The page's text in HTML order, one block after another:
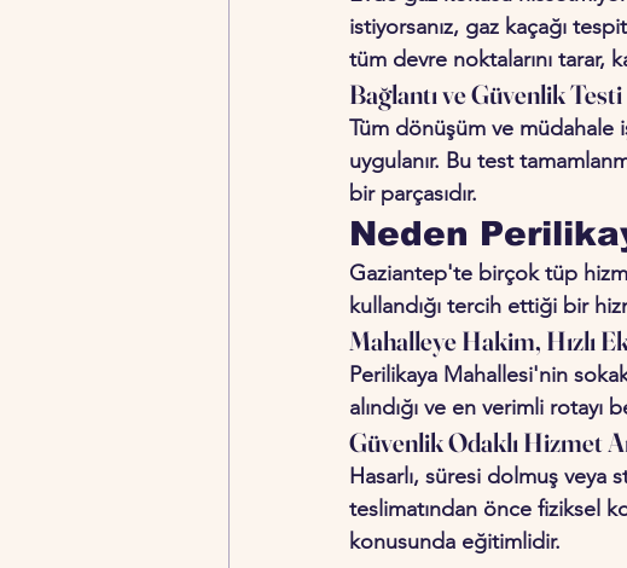
istiyorsanız, gaz kaçağı
tüm devre noktalarını tarar,
Bağlantı ve Güvenlik Testi
Tüm dönüşüm ve müdahale
uygulanır. Bu test
bir parçasıdır.
Neden
Gaziantep'te birçok tüp
kullandığı tercih ettiği bir
Mahalleye Hakim, Hızlı
Perilikaya Mahallesi'nin
alındığı ve en verimli
Güvenlik Odaklı Hizmet
Hasarlı, süresi dolmuş veya
teslimatından önce fiziksel
konusunda eğitimlidir.